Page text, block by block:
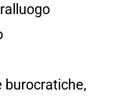
burocratiche,